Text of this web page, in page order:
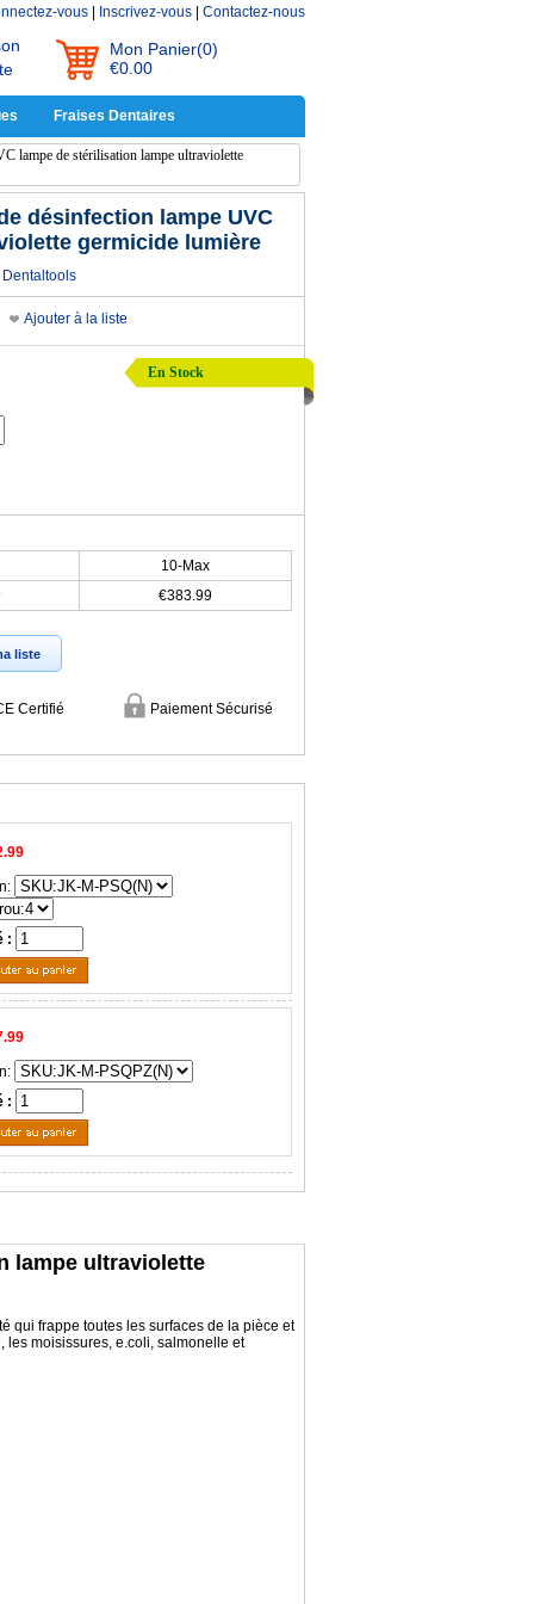
vous Inscrivez-vous Contactez-nous
Mon Panier(0)
€0.00
Fraises Dentaires
lampe de stérilisation lampe ultraviolette
désinfection lampe UVC
germicide lumière
Dentaltools
Ajouter à la liste
En Stock
10-Max
€383.99
liste
Certifié Paiement Sécurisé
:
:
lampe ultraviolette
qui frappe toutes les surfaces de la pièce et
les moisissures, e.coli, salmonelle et